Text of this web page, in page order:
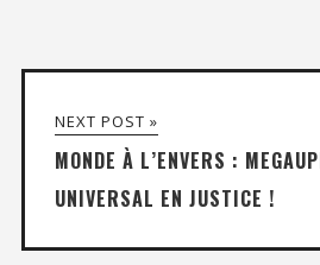
NEXT POST »
MONDE À L’ENVERS :
UNIVERSAL EN JUSTICE !